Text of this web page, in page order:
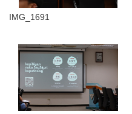
IMG_1691